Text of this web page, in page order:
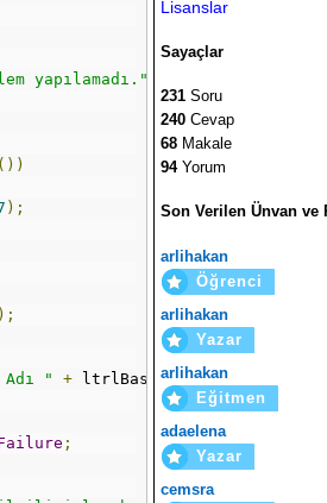
yapılamadı."
())
);
);
" + ltrlBaslik.Text
;
Lisanslar
Sayaçlar
231 Soru
240 Cevap
68 Makale
94Yorum
Son Verilen Ünvan ve
arlihakan
Öğrenci
arlihakan
Yazar
arlihakan
Eğitmen
adaelena
Yazar
cemsra